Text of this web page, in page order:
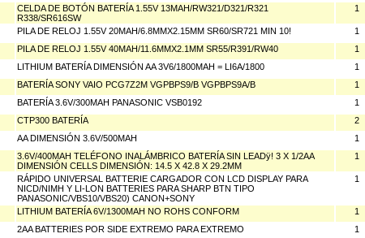
CELDA DE BOTÓN BATERÍA 1.55V 13MAH/RW321/D321/R321
R338/SR616SW
1
PILA DE RELOJ 1.55V 20MAH/6.8MMX2.15MM SR60/SR721 MIN 10! 1
PILA DE RELOJ 1.55V 40MAH/11.6MMX2.1MM SR55/R391/RW40 1
LITHIUM BATERÍA DIMENSIÓN AA 3V6/1800MAH = LI6A/1800 1
BATERÍA SONY VAIO PCG7Z2M VGPBPS9/B VGPBPS9A/B 1
BATERÍA 3.6V/300MAH PANASONIC VSB0192 1
CTP300 BATERÍA 2
AA DIMENSIÓN 3.6V/500MAH 1
3.6V/400MAH TELÉFONO INALÁMBRICO BATERÍA SIN LEADÿ! 3 X 1/2AA
DIMENSIÓN CELLS DIMENSIÓN: 14.5 X 42.8 X 29.2MM
1
RÁPIDO UNIVERSAL BATTERIE CARGADOR CON LCD DISPLAY PARA
NICD/NIMH Y LI-LON BATTERIES PARA SHARP BTN TIPO
PANASONIC/VBS10/VBS20) CANON+SONY
1
LITHIUM BATERÍA 6V/1300MAH NO ROHS CONFORM 1
2AA BATTERIES POR SIDE EXTREMO PARA EXTREMO 1